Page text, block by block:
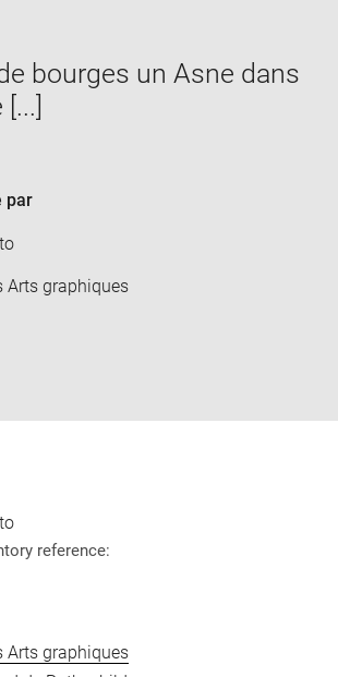
window
bourges un Asne dans
par
Arts graphiques
reference:
Arts graphiques